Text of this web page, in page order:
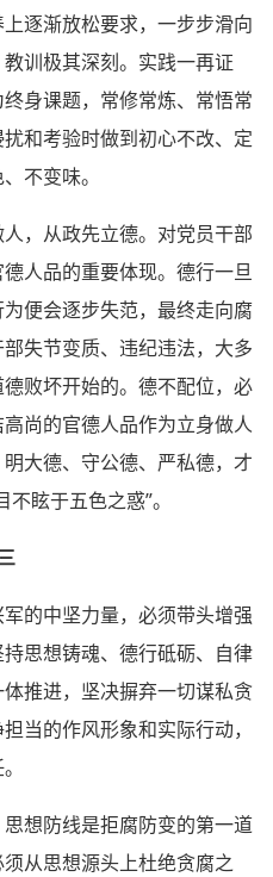
逐渐放松要求，一步步滑向
训极其深刻。实践一再证
身课题，常修常炼、常悟常
和考验时做到初心不改、定
不变味。
，从政先立德。对党员干部
人品的重要体现。德行一旦
便会逐步失范，最终走向腐
失节变质、违纪违法，大多
败坏开始的。德不配位，必
尚的官德人品作为立身做人
大德、守公德、严私德，才
眩于五色之惑”。
的中坚力量，必须带头增强
思想铸魂、德行砥砺、自律
推进，坚决摒弃一切谋私贪
当的作风形象和实际行动，
想防线是拒腐防变的第一道
从思想源头上杜绝贪腐之